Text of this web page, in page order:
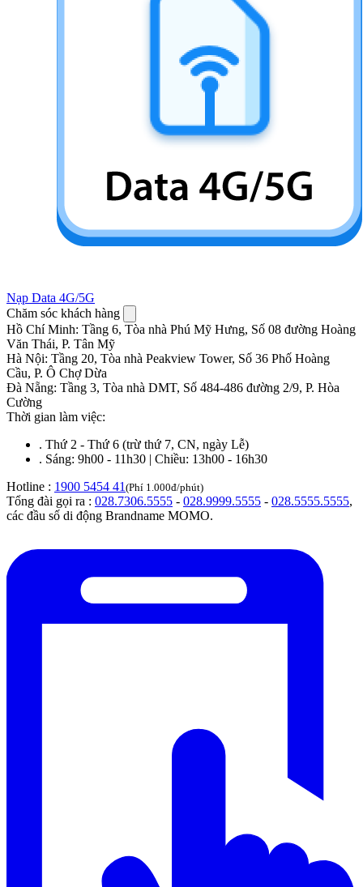
Nạp Data 4G/5G
Chăm sóc khách hàng
Hồ Chí Minh: Tầng 6, Tòa nhà Phú Mỹ Hưng, Số 08 đường Hoàng
Văn Thái, P. Tân Mỹ
Hà Nội: Tầng 20, Tòa nhà Peakview Tower, Số 36 Phố Hoàng
Cầu, P. Ô Chợ Dừa
Đà Nẵng: Tầng 3, Tòa nhà DMT, Số 484-486 đường 2/9, P. Hòa
Cường
Thời gian làm việc:
. Thứ 2 - Thứ 6 (trừ thứ 7, CN, ngày Lễ)
. Sáng: 9h00 - 11h30 | Chiều: 13h00 - 16h30
Hotline : 1900 5454 41 (Phí 1.000đ/phút)
Tổng đài gọi ra : 028.7306.5555 - 028.9999.5555 - 028.5555.5555,
các đầu số di động Brandname MOMO.